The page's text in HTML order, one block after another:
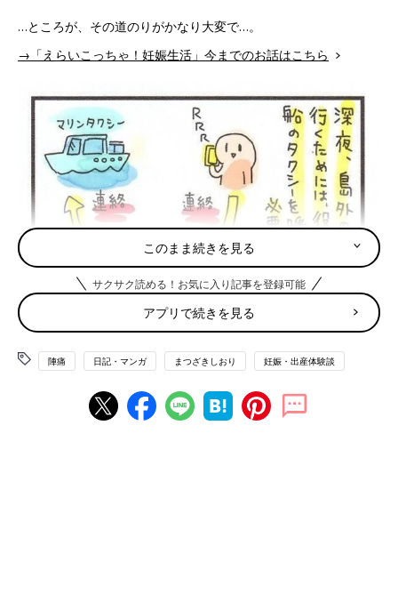
…ところが、その道のりがかなり大変で…。
→「えらいこっちゃ！妊娠生活」今までのお話はこちら
このまま続きを見る
サクサク読める！お気に入り記事を登録可能
アプリで続きを見る
陣痛 日記・マンガ まつざきしおり 妊娠・出産体験談